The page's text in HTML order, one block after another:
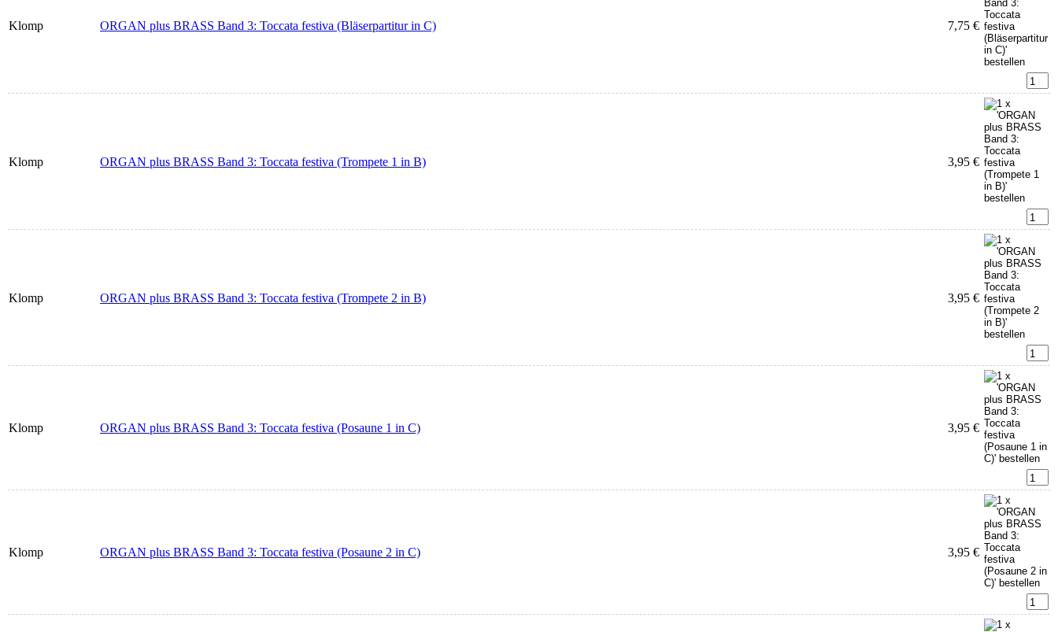
Klomp ORGAN plus BRASS Band 3: Toccata festiva (Bläserpartitur in C) 7,75 €
Klomp ORGAN plus BRASS Band 3: Toccata festiva (Trompete 1 in B) 3,95 €
Klomp ORGAN plus BRASS Band 3: Toccata festiva (Trompete 2 in B) 3,95 €
Klomp ORGAN plus BRASS Band 3: Toccata festiva (Posaune 1 in C) 3,95 €
Klomp ORGAN plus BRASS Band 3: Toccata festiva (Posaune 2 in C) 3,95 €